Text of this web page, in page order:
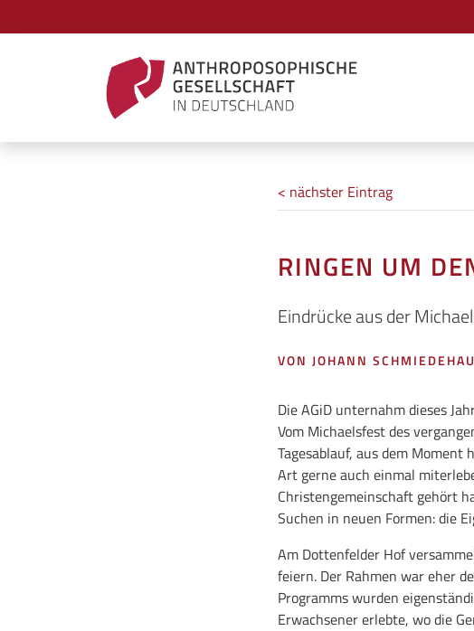
< nächster Eintrag
RINGEN UM
Eindrücke aus der
VON JOHANN
Die AGiD unternahm dieses
Vom Michaelsfest des
Tagesablauf, aus dem
Art gerne auch einmal
Christengemeinschaft gehört
Suchen in neuen Formen: die
Am Dottenfelder Hof
feiern. Der Rahmen war eher
Programms wurden
Erwachsener erlebte, wo die